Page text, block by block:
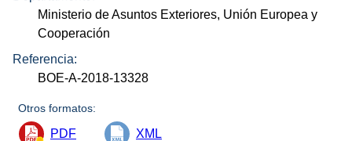
Ministerio de Asuntos Exteriores, Unión Europea y
Cooperación
Referencia:
BOE-A-2018-13328
Otros formatos:
PDF XML